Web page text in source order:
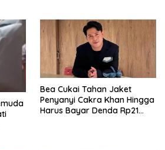
Bea Cukai Tahan Jaket
Penyanyi Cakra Khan Hingga
Harus Bayar Denda Rp21